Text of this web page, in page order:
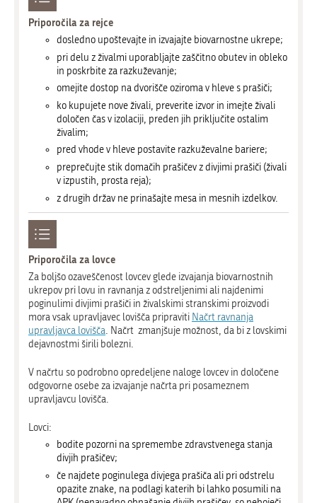
Priporočila za rejce
dosledno upoštevajte in izvajajte biovarnostne ukrepe;
pri delu z živalmi uporabljajte zaščitno obutev in obleko
in poskrbite za razkuževanje;
omejite dostop na dvorišče oziroma v hleve s prašiči;
ko kupujete nove živali, preverite izvor in imejte živali
določen čas v izolaciji, preden jih priključite ostalim
živalim;
pred vhode v hleve postavite razkuževalne bariere;
preprečujte stik domačih prašičev z divjimi prašiči (živali
v izpustih, prosta reja);
z drugih držav ne prinašajte mesa in mesnih izdelkov.
Priporočila za lovce
Za boljšo ozaveščenost lovcev glede izvajanja biovarnostnih
ukrepov pri lovu in ravnanja z odstreljenimi ali najdenimi
poginulimi divjimi prašiči in živalskimi stranskimi proizvodi
mora vsak upravljavec lovišča pripraviti Načrt ravnanja
upravljavca lovišča. Načrt zmanjšuje možnost, da bi z lovskimi
dejavnostmi širili bolezni.
V načrtu so podrobno opredeljene naloge lovcev in določene
odgovorne osebe za izvajanje načrta pri posameznem
upravljavcu lovišča.
Lovci:
bodite pozorni na spremembe zdravstvenega stanja
divjih prašičev;
če najdete poginulega divjega prašiča ali pri odstrelu
opazite znake, na podlagi katerih bi lahko posumili na